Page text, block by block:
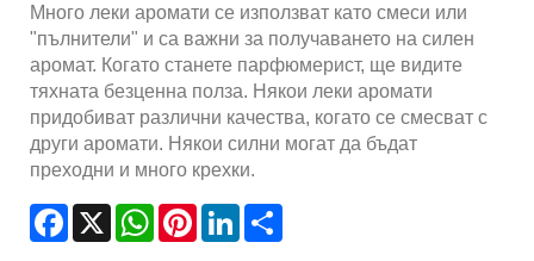
Много леки аромати се използват като смеси или
"пълнители" и са важни за получаването на силен
аромат. Когато станете парфюмерист, ще видите
тяхната безценна полза. Някои леки аромати
придобиват различни качества, когато се смесват с
други аромати. Някои силни могат да бъдат
преходни и много крехки.
Facebook
X WhatsAppPinterestLinkedIn